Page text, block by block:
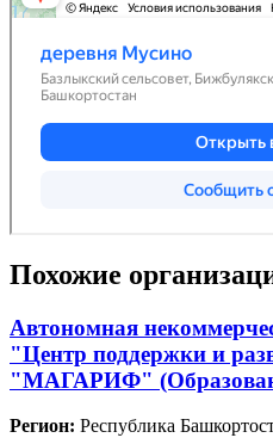
Похожие
Автономная
"Центр поддержки и
"МАГАРИФ"
Регион: Республика